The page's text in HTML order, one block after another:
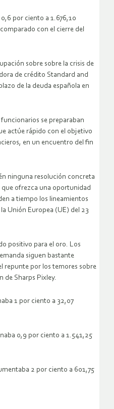
por ciento a 1.676,10
con el cierre del
sobre sobre la crisis de
de crédito Standard and
de la deuda española en
se preparaban
actúe rápido con el objetivo
en un encuentro del fin
ninguna resolución concreta
que ofrezca una oportunidad
a tiempo los lineamientos
Unión Europea (UE) del 23
positivo para el oro. Los
siguen bastante
repunte por los temores sobre
de Sharps Pixley.
1 por ciento a 32,07
0,9 por ciento a 1.541,25
2 por ciento a 601,75